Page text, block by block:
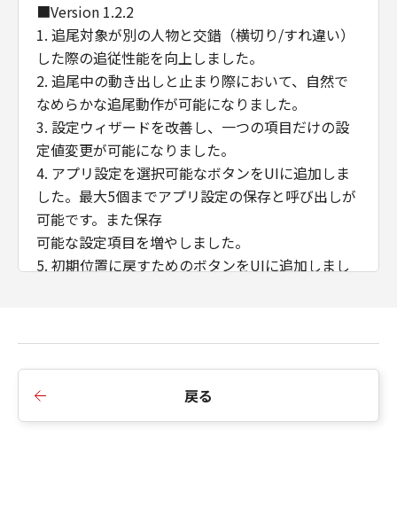
す。
分離可能性
「本契約」のいずれかの条項またはその一
部が法律により無効であると決定された場
合でも、その他の条項は完全に有効に存続
するものとします。
第三者のソフトウェア・モジュール
「許諾ソフトウェア」には、キヤノンまた
はキヤノンのライセンサーが所定の条件に
基づき第三者から許諾を受けたソフトウェ
ア・モジュールが含まれています。該当す
「本契約」の変更
■Version 1.2.2
1. 追尾対象が別の人物と交錯（横切り/すれ違い）
した際の追従性能を向上しました。
2. 追尾中の動き出しと止まり際において、自然で
なめらかな追尾動作が可能になりました。
3. 設定ウィザードを改善し、一つの項目だけの設
定値変更が可能になりました。
4. アプリ設定を選択可能なボタンをUIに追加しま
した。最大5個までアプリ設定の保存と呼び出しが
可能です。また保存
可能な設定項目を増やしました。
5. 初期位置に戻すためのボタンをUIに追加しまし
■Version 1.1.1
1. 自動追尾中に、意図しないパン/チルト動作をす
戻る